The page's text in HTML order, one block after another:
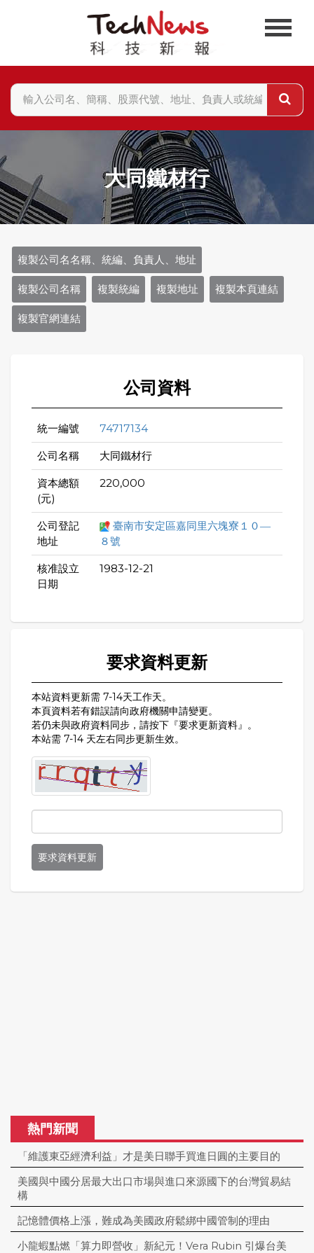
大同鐵材行
複製公司名名稱、統編、負責人、地址
複製公司名稱 複製統編 複製地址 複製本頁連結
複製官網連結
公司資料
統一編號 74717134
公司名稱 大同鐵材行
資本總額
(元)
220,000
公司登記
地址
臺南市安定區嘉同里六塊寮１０―
８號
核准設立
日期
1983-12-21
要求資料更新
本站資料更新需 7-14天工作天。
本頁資料若有錯誤請向政府機關申請變更。
若仍未與政府資料同步，請按下『要求更新資料』。
本站需 7-14 天左右同步更新生效。
要求資料更新
熱門新聞
「維護東亞經濟利益」才是美日聯手買進日圓的主要目的
美國與中國分居最大出口市場與進口來源國下的台灣貿易結
構
記憶體價格上漲，難成為美國政府鬆綁中國管制的理由
小龍蝦點燃「算力即營收」新紀元！Vera Rubin 引爆台美